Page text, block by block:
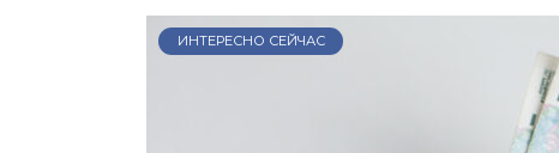
ИНТЕРЕСНО СЕЙЧАС